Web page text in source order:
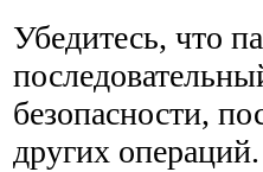
Убедитесь, что
безопасности,
других операций.